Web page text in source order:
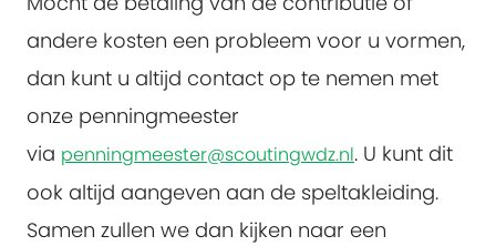
andere kosten een probleem voor u vormen,
dan kunt u altijd contact op te nemen met
onze penningmeester
via penningmeester@scoutingwdz.nl. U kunt dit
ook altijd aangeven aan de speltakleiding.
Samen zullen we dan kijken naar een